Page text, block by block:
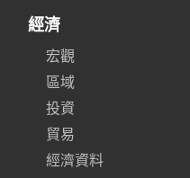
經濟
宏觀
區域
投資
貿易
經濟資料